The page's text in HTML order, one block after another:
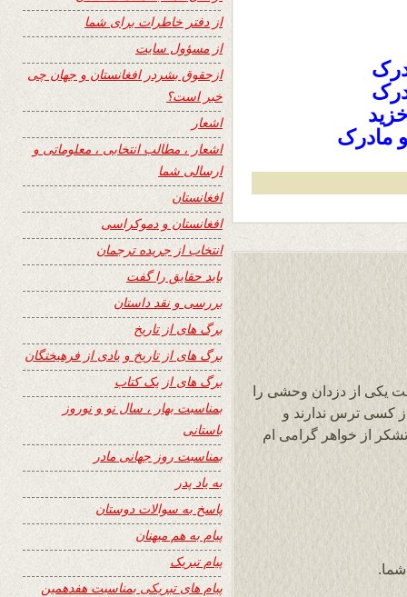
یکی از دزدان وحشی را
کسی ترس ندارند و
از خواهر گرامی ام
از دفتر خاطرات برای شما
از مسؤول سایت
ازحقوق بشردر افغانستان و جهان چی
خبر است؟
اشعار
اشعار ، مطالب انتخابی ، معلوماتی و
ارسالی شما
افغانستان
افغانستان و دموکراسی
انتخاب از جریده ترجمان
باید حقایق را گفت
بررسی و نقد داستان
برگ های از تاریخ
برگ های از تاریخ و یادی از فرهیختگان
برگ های از یک کتاب
بمناسبت بهار ، سال نو و نوروز
باستانی
بمناسبت روز جهانی مادر
به یاد پدر
پاسخ به سوالات دوستان
پیام به هم میهنان
پیام تبریک
پیام های تبریکی بمناسبت هفدهمین